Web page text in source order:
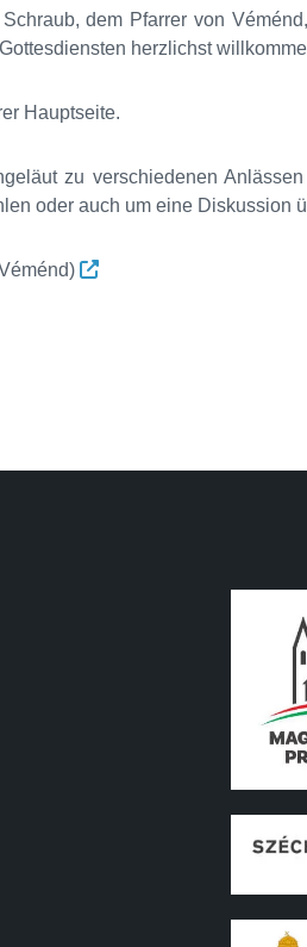
dem Pfarrer von
herzlichst
Hauptseite.
zu verschiedenen
oder auch um eine Diskussion